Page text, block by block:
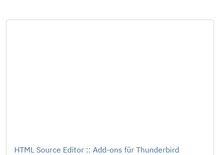
HTML Source Editor :: Add-ons für Thunderbird